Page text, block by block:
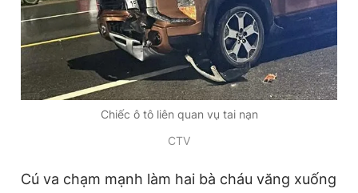
Đặt báo Quảng cáo RSS Tòa soạn Chính sách bảo
Tổng biên tập: Nguyễn Ngọc Toàn
Phó tổng biên tập thường trực: Hải Thành
Phó tổng biên tập: Lâm Hiếu Dũng
Phó tổng biên tập: Trần Việt Hưng
Tổng thư ký tòa soạn: Đức Trung
Giấy phép xuất bản số 110/GP - BTTTT cấp ngày 24.3.2020
chép dưới mọi hình thức nếu không có sự chấp thuận bằng văn
bản. Phát triển bởi ePi Technologies, JSC.
Chiếc ô tô liên quan vụ tai nạn
CTV
Cú va chạm mạnh làm hai bà cháu văng xuống